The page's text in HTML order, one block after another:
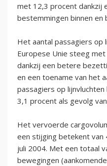
met 12,3 procent dankzij
bestemmingen binnen en
Het aantal passagiers op
Europese Unie steeg
dankzij een betere
en een toename van het
passagiers op
3,1 procent als gevolg
Het vervoerde
een stijging betekent van
juli 2004. Met een totaal
bewegingen